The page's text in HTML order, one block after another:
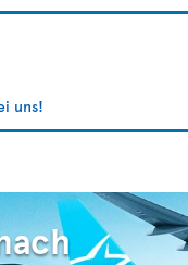
uns!